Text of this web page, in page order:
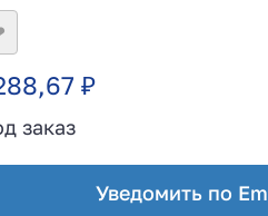
₽
заказ
Уведомить по